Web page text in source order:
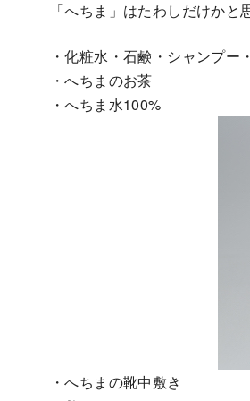
「へちま」はたわしだけかと
・化粧水・石鹸・シャンプ
・へちまのお茶
・へちま水100%
・へちまの靴中敷き